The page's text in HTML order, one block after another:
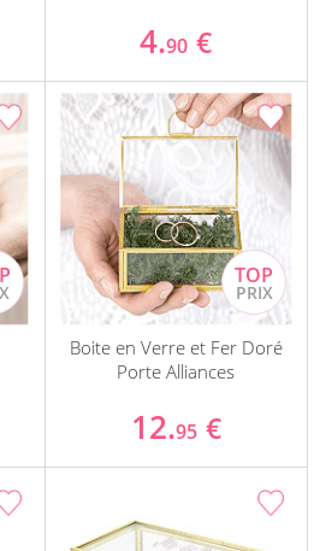
4.90 €
Boite en Verre et Fer Doré
Porte Alliances
12.95 €